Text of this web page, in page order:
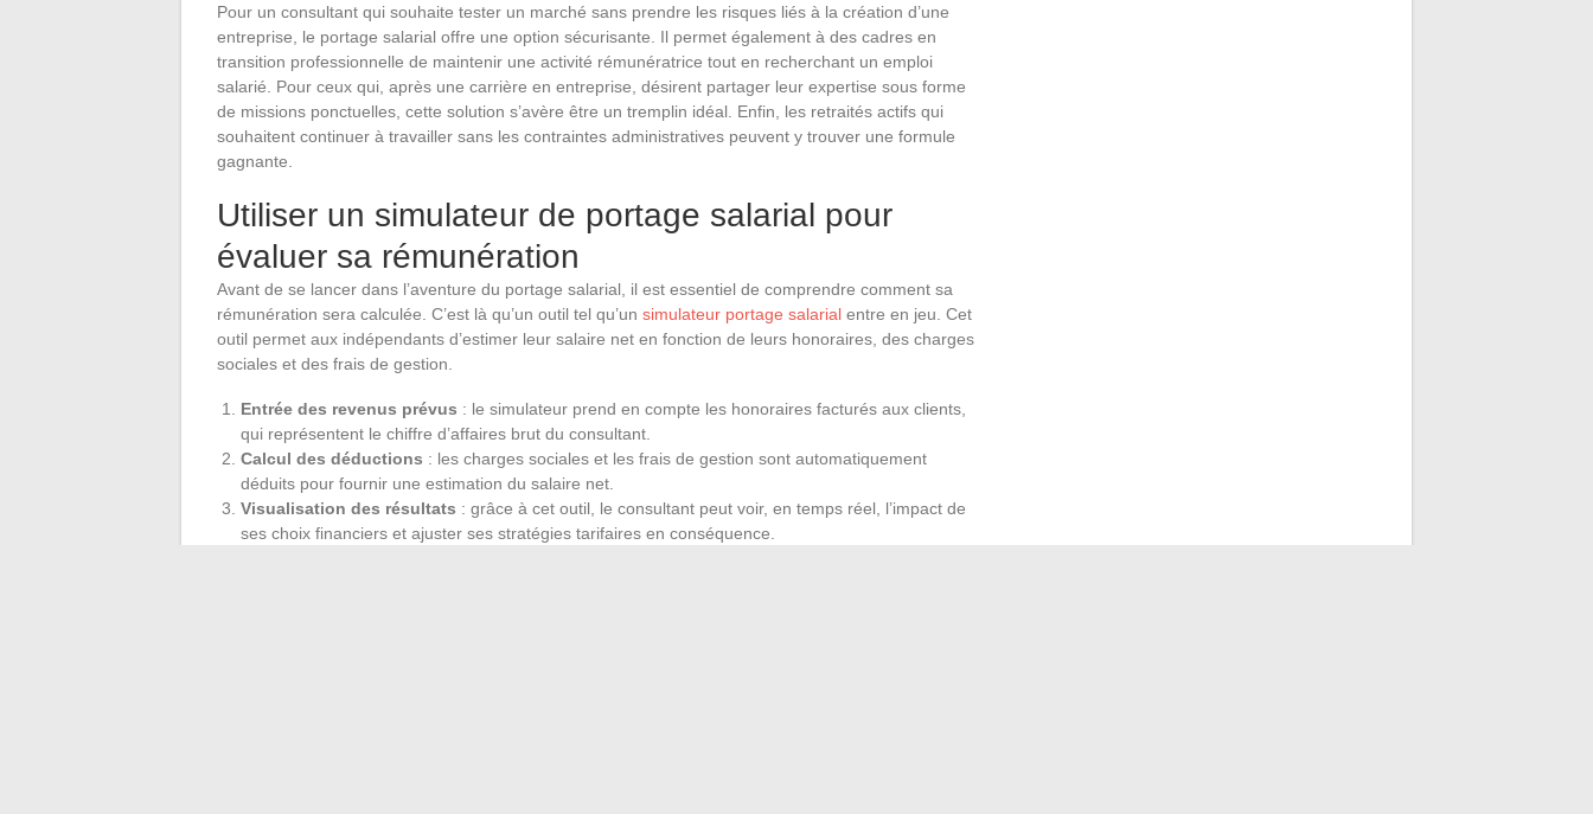
Pour un consultant qui souhaite tester un marché sans prendre les risques liés à la création d’une
entreprise, le portage salarial offre une option sécurisante. Il permet également à des cadres en
transition professionnelle de maintenir une activité rémunératrice tout en recherchant un emploi
salarié. Pour ceux qui, après une carrière en entreprise, désirent partager leur expertise sous forme
de missions ponctuelles, cette solution s’avère être un tremplin idéal. Enfin, les retraités actifs qui
souhaitent continuer à travailler sans les contraintes administratives peuvent y trouver une formule
gagnante.
Utiliser un simulateur de portage salarial pour
évaluer sa rémunération
Avant de se lancer dans l’aventure du portage salarial, il est essentiel de comprendre comment sa
rémunération sera calculée. C’est là qu’un outil tel qu’un simulateur portage salarial entre en jeu. Cet
outil permet aux indépendants d’estimer leur salaire net en fonction de leurs honoraires, des charges
sociales et des frais de gestion.
Entrée des revenus prévus : le simulateur prend en compte les honoraires facturés aux clients,
qui représentent le chiffre d’affaires brut du consultant.
Calcul des déductions : les charges sociales et les frais de gestion sont automatiquement
déduits pour fournir une estimation du salaire net.
Visualisation des résultats : grâce à cet outil, le consultant peut voir, en temps réel, l’impact de
ses choix financiers et ajuster ses stratégies tarifaires en conséquence.